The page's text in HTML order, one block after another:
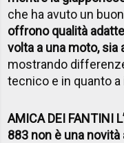
che ha avuto un
offrono qualità
volta a una moto,
mostrando
tecnico e in quanto a
AMICA DEI FANTINI
883 non è una